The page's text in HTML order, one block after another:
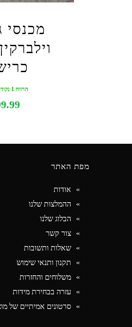
מכנסי
הרווח 1 נקודות תגמול
מפת האתר
אודות
ההמלצות שלנו
הבלוג שלנו
צור קשר
שאלות ותשובות
תקנון ותנאי שימוש
משלוחים והחזרות
עזרה בבחירת מידות
סרטונים אמיתיים של